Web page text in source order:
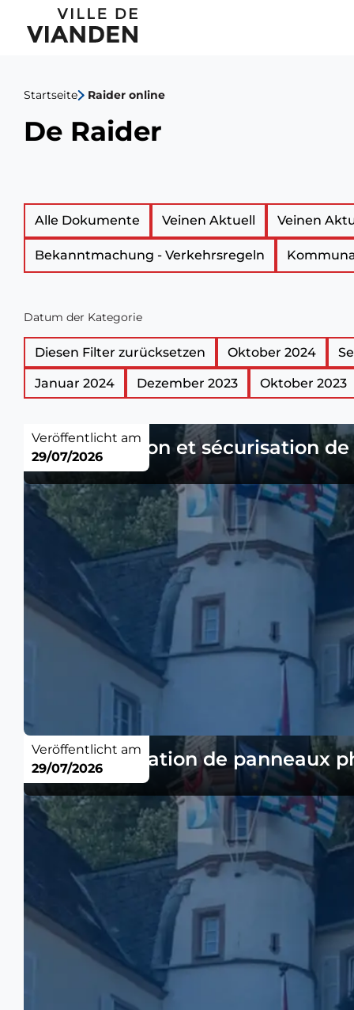
De
Raider
Hauptnavigationsmenü
Startseite Raider online
De Raider
Liste
der
amtlichen
Dokumente
Alle Dokumente Veinen Aktuell Veinen
Bekanntmachung - Verkehrsregeln
Datum der Kategorie
Diesen Filter zurücksetzen Oktober 2024
Januar 2024 Dezember 2023 Oktober 2023
Avis-réfection et sécurisation
Veröffentlicht am
29/07/2026
Avis- Installation de panneaux
Veröffentlicht am
29/07/2026